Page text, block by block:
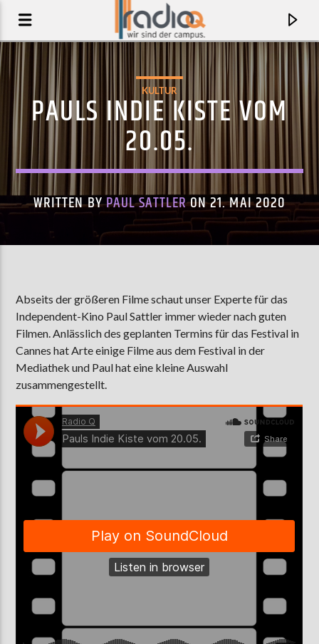
GROWING PAINS
MINDCHATTER
AKTUELLE SENDUNG
MOEBIUS
12:00
ZU HÖREN INMünster90,9 MHzSteinfurt103,9 MHz
KULTUR
PAULS INDIE KISTE VOM
20.05.
WRITTEN BYPAUL SATTLERON 21. MAI 2020
Abseits der größeren Filme schaut unser Experte für das
Independent-Kino Paul Sattler immer wieder nach guten
Filmen. Anlässlich des geplanten Termins für das Festival in
Cannes hat Arte einige Filme aus dem Festival in der
Mediathek und Paul hat eine kleine Auswahl
zusammengestellt.